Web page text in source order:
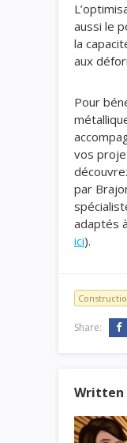
aussi le
la
aux
Pour
vos
par
adaptés
ici).
Share:
Written